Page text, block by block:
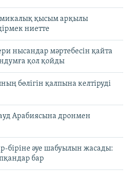
қысым арқылы
ниетте
нысандар мәртебесін қайта
қол қойды
бөлігін қалпына келтіруді
Арабиясына дронмен
біріне әуе шабуылын жасады:
бар